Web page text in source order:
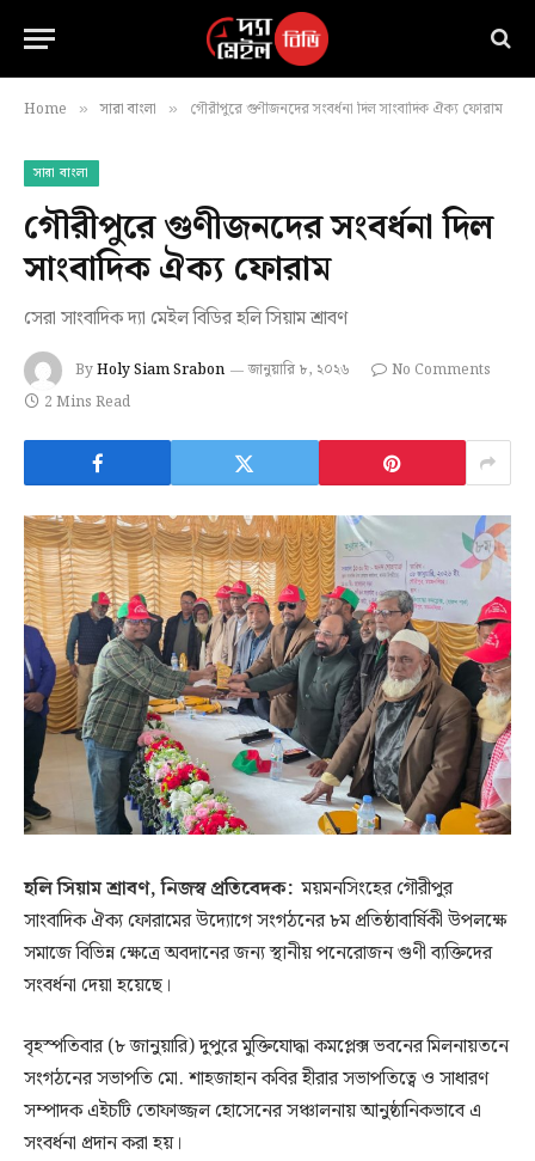
Home » সারা বাংলা » গৌরীপুরে গুণীজনদের সংবর্ধনা দিল সাংবাদিক ঐক্য ফোরাম
সারা বাংলা
গৌরীপুরে গুণীজনদের সংবর্ধনা দিল
সাংবাদিক ঐক্য ফোরাম
সেরা সাংবাদিক দ্যা মেইল বিডির হলি সিয়াম শ্রাবণ
ByHoly Siam Srabon জানুয়ারি ৮, ২০২৬
No Comments
2 Mins Read
হলি সিয়াম শ্রাবণ, নিজস্ব প্রতিবেদক: ময়মনসিংহের গৌরীপুর
সাংবাদিক ঐক্য ফোরামের উদ্যোগে সংগঠনের ৮ম প্রতিষ্ঠাবার্ষিকী উপলক্ষে
সমাজে বিভিন্ন ক্ষেত্রে অবদানের জন্য স্থানীয় পনেরোজন গুণী ব্যক্তিদের
সংবর্ধনা দেয়া হয়েছে।
বৃহস্পতিবার (৮ জানুয়ারি) দুপুরে মুক্তিযোদ্ধা কমপ্লেক্স ভবনের মিলনায়তনে
সংগঠনের সভাপতি মো. শাহজাহান কবির হীরার সভাপতিত্বে ও সাধারণ
সম্পাদক এইচটি তোফাজ্জল হোসেনের সঞ্চালনায় আনুষ্ঠানিকভাবে এ
সংবর্ধনা প্রদান করা হয়।